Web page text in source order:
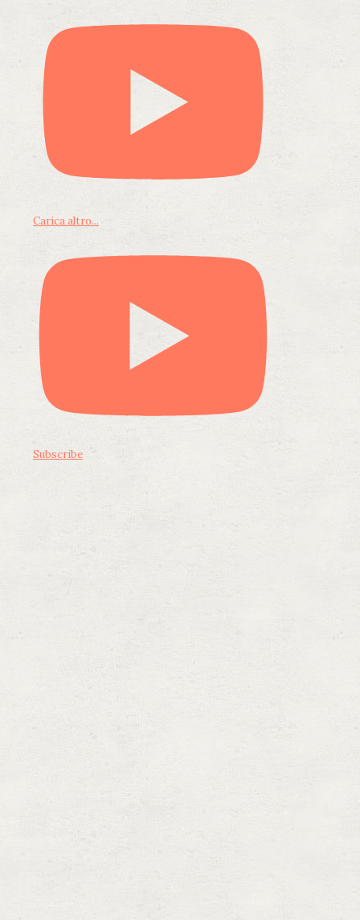
Carica altro...
Subscribe